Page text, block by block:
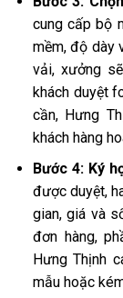
cung cấp bộ
mềm, độ dày
vải, xưởng
khách duyệt
cần, Hưng
khách hàng
Bước 4: Ký
được duyệt,
gian, giá và
đơn hàng,
Hưng Thịnh
mẫu hoặc